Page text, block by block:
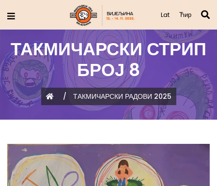
Lat Ћир
ТАКМИЧАРСКИ СТРИП
БРОЈ 8
/ ТАКМИЧАРСКИ РАДОВИ 2025